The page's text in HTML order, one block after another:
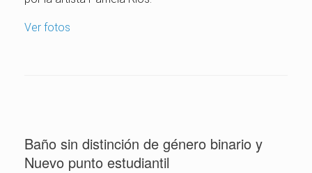
Ver fotos
Baño sin distinción de género binario y
Nuevo punto estudiantil